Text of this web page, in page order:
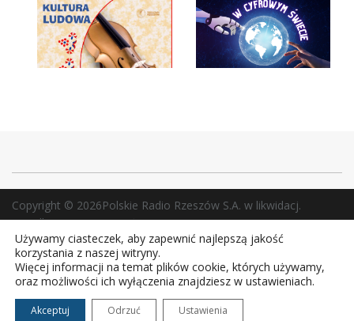
Copyright © 2026Polskie Radio Rzeszów S.A. w likwidacj.
Wszelkie prawa zastrzeżone.
Używamy ciasteczek, aby zapewnić najlepszą jakość
korzystania z naszej witryny.
Więcej informacji na temat plików cookie, których używamy,
oraz możliwości ich wyłączenia znajdziesz w ustawieniach.
Akceptuj Odrzuć Ustawienia